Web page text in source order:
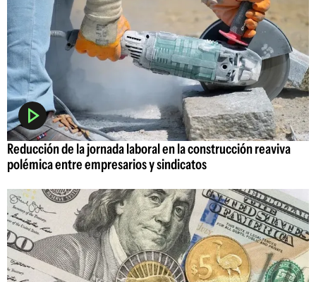
Reducción de la jornada laboral en la construcción reaviva
polémica entre empresarios y sindicatos